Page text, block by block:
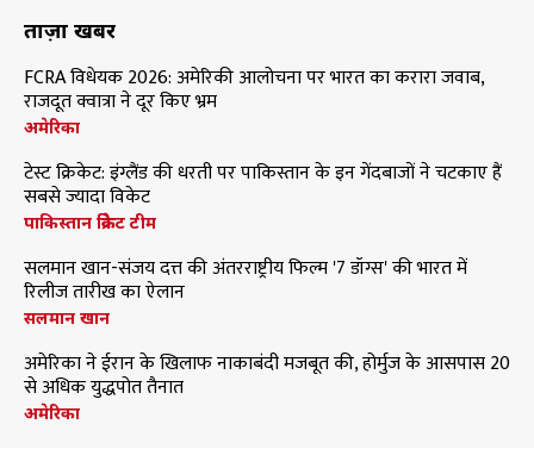
ताज़ा खबरें
FCRA विधेयक 2026: अमेरिकी आलोचना पर भारत का करारा जवाब,
राजदूत क्वात्रा ने दूर किए भ्रम
अमेरिका
टेस्ट क्रिकेट: इंग्लैंड की धरती पर पाकिस्तान के इन गेंदबाजों ने चटकाए हैं
सबसे ज्यादा विकेट
पाकिस्तान क्रिकेट टीम
सलमान खान-संजय दत्त की अंतरराष्ट्रीय फिल्म '7 डॉग्स' की भारत में
रिलीज तारीख का ऐलान
सलमान खान
अमेरिका ने ईरान के खिलाफ नाकाबंदी मजबूत की, होर्मुज के आसपास 20
से अधिक युद्धपोत तैनात
अमेरिका